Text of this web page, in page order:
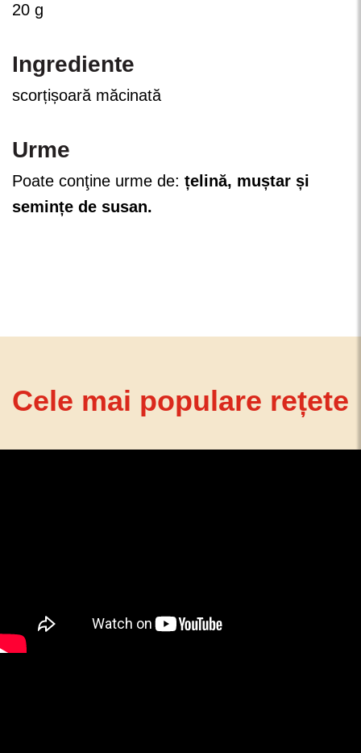
20 g
Ingrediente
scorțișoară măcinată
Urme
Poate conţine urme de: țelină, muștar și
semințe de susan.
Cele mai populare rețete